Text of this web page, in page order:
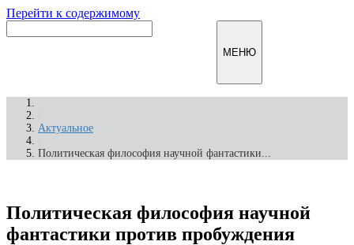
Перейти к содержимому
МЕНЮ
Актуальное
Политическая философия научной фантастики...
Политическая философия научной
фантастики против пробуждения